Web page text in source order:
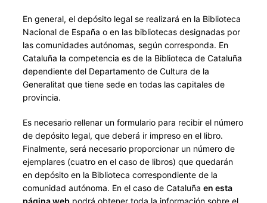
En general, el depósito legal se realizará en la Biblioteca
Nacional de España o en las bibliotecas designadas por
las comunidades autónomas, según corresponda. En
Cataluña la competencia es de la Biblioteca de Cataluña
dependiente del Departamento de Cultura de la
Generalitat que tiene sede en todas las capitales de
provincia.
Es necesario rellenar un formulario para recibir el número
de depósito legal, que deberá ir impreso en el libro.
Finalmente, será necesario proporcionar un número de
ejemplares (cuatro en el caso de libros) que quedarán
en depósito en la Biblioteca correspondiente de la
comunidad autónoma. En el caso de Cataluña en esta
página webpodrá obtener toda la información sobre el